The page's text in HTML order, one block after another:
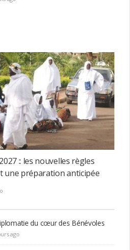
:: les nouvelles règles
une préparation anticipée
du cœur des Bénévoles
ago